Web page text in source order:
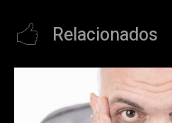
Relacionados